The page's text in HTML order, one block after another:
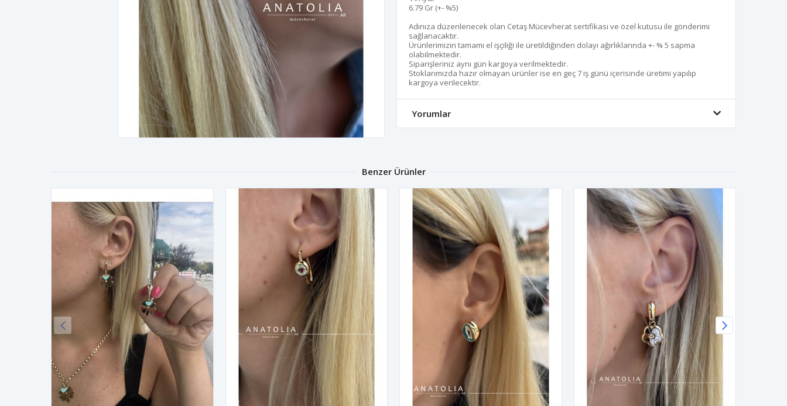
6.79 Gr (+- %5)
Adınıza düzenlenecek olan Cetaş Mücevherat sertifikası ve özel kutusu ile gönderimi
sağlanacaktır.
Ürünlerimizin tamamı el işçiliği ile üretildiğinden dolayı ağırlıklarında +- % 5 sapma
olabilmektedir.
Siparişleriniz aynı gün kargoya verilmektedir.
Stoklarımızda hazır olmayan ürünler ise en geç 7 iş günü içerisinde üretimi yapılıp
kargoya verilecektir.
Yorumlar
Benzer Ürünler